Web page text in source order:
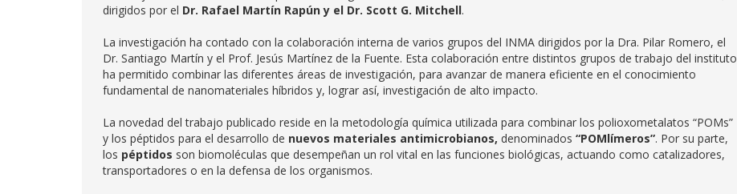
dirigidos por el Dr. Rafael Martín Rapún y el Dr. Scott G. Mitchell.
La investigación ha contado con la colaboración interna de varios grupos del INMA dirigidos por la Dra. Pilar Romero, el
Dr. Santiago Martín y el Prof. Jesús Martínez de la Fuente. Esta colaboración entre distintos grupos de trabajo del instituto
ha permitido combinar las diferentes áreas de investigación, para avanzar de manera eficiente en el conocimiento
fundamental de nanomateriales híbridos y, lograr así, investigación de alto impacto.
La novedad del trabajo publicado reside en la metodología química utilizada para combinar los polioxometalatos “POMs”
y los péptidos para el desarrollo de nuevos materiales antimicrobianos, denominados “POMlímeros”. Por su parte,
los péptidos son biomoléculas que desempeñan un rol vital en las funciones biológicas, actuando como catalizadores,
transportadores o en la defensa de los organismos.